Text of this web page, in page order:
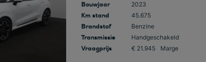
Bouwjaar 2023
Km stand 45.675
Brandstof Benzine
Transmissie Handgeschakeld
Vraagprijs € 21.945 Marge